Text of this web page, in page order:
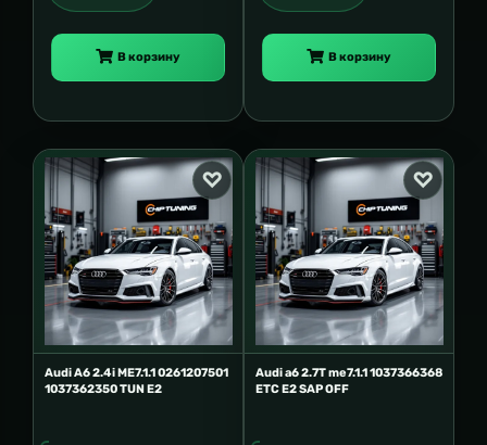
В корзину В корзину
Audi A6 2.4i ME7.1.1 0261207501
1037362350 TUN E2
Audi a6 2.7T me7.1.1 1037366368
ETC E2 SAP OFF